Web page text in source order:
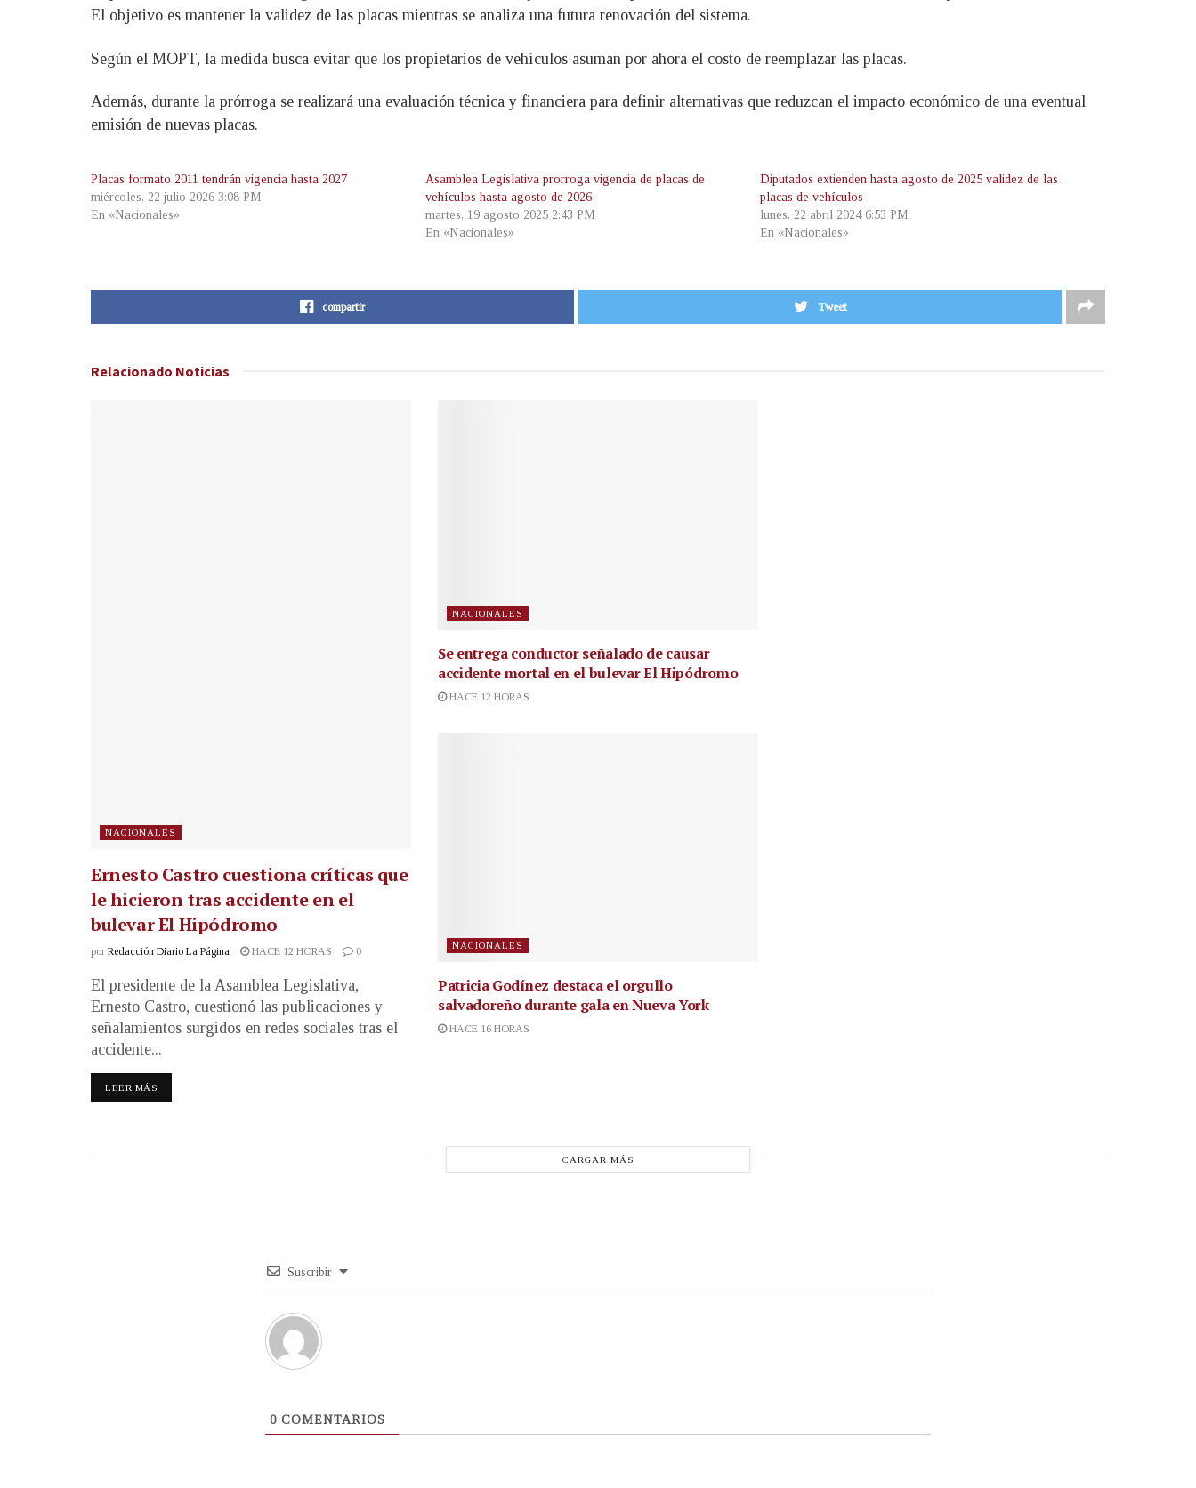
El objetivo es mantener la validez de las placas mientras se analiza una futura renovación del sistema.
Según el MOPT, la medida busca evitar que los propietarios de vehículos asuman por ahora el costo de reemplazar las placas.
Además, durante la prórroga se realizará una evaluación técnica y financiera para definir alternativas que reduzcan el impacto económico de una eventual
emisión de nuevas placas.
Placas formato 2011 tendrán vigencia hasta 2027
miércoles, 22 julio 2026 3:08 PM
En «Nacionales»
Asamblea Legislativa prorroga vigencia de placas de
vehículos hasta agosto de 2026
martes, 19 agosto 2025 2:43 PM
En «Nacionales»
Diputados extienden hasta agosto de 2025 validez de las
placas de vehículos
lunes, 22 abril 2024 6:53 PM
En «Nacionales»
compartir Tweet
Relacionado Noticias
NACIONALES
Ernesto Castro cuestiona críticas que
le hicieron tras accidente en el
bulevar El Hipódromo
por Redacción Diario La Página HACE 12 HORAS 0
El presidente de la Asamblea Legislativa,
Ernesto Castro, cuestionó las publicaciones y
señalamientos surgidos en redes sociales tras el
accidente...
LEER MÁS
NACIONALES
Se entrega conductor señalado de causar
accidente mortal en el bulevar El Hipódromo
HACE 12 HORAS
NACIONALES
Patricia Godínez destaca el orgullo
salvadoreño durante gala en Nueva York
HACE 16 HORAS
CARGAR MÁS
Suscribir
0 COMENTARIOS